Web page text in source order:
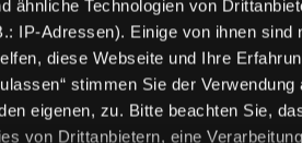
ähnliche Technologien von
IP-Adressen). Einige von ihnen sind
diese Webseite und Ihre
stimmen Sie der Verwendung
eigenen, zu. Bitte beachten Sie,
von Drittanbietern, eine